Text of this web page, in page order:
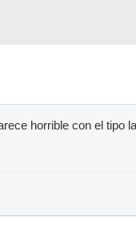
horrible con el tipo